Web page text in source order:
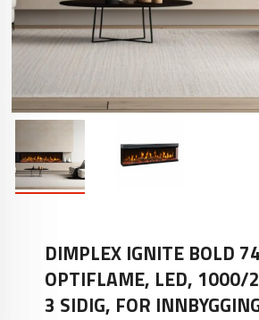
DIMPLEX IGNITE BOLD
OPTIFLAME, LED,
3 SIDIG, FOR